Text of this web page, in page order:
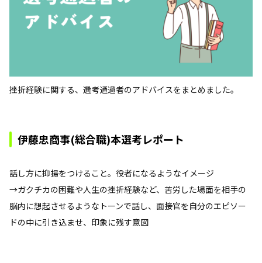
挫折経験に関する、選考通過者のアドバイスをまとめました。
伊藤忠商事(総合職)本選考レポート
話し方に抑揚をつけること。役者になるようなイメージ
→ガクチカの困難や人生の挫折経験など、苦労した場面を相手の
脳内に想起させるようなトーンで話し、面接官を自分のエピソー
ドの中に引き込ませ、印象に残す意図